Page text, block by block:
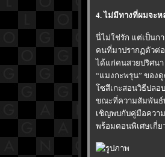
4. ไม่มีทางที่ผมจะห
นี่ไม่ใช่รัก แต่เป็นก
คนที่มาปรากฏตัวต่
ได้แก่คนสวยปริศนา
“แมงกะพรุน” ของ
ซสึเกะสอนวิธีปลอบ
ขณะที่ความสัมพันธ์
เชิญพบกับคู่มือควา
พร้อมตอนพิเศษเกี่ย